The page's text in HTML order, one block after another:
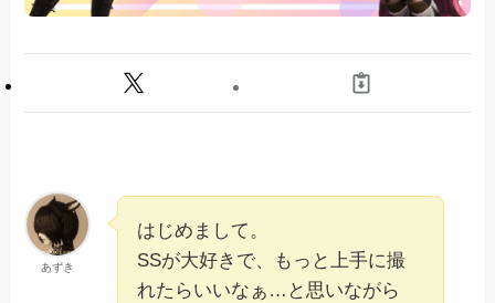
あずき
はじめまして。
SSが大好きで、もっと上手に撮
れたらいいなぁ…と思いながら